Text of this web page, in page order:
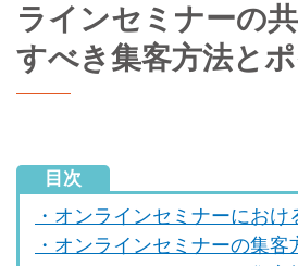
ラインセミナーの
すべき集客方法と
目次
・オンラインセミナーにおけ
・オンラインセミナーの集客